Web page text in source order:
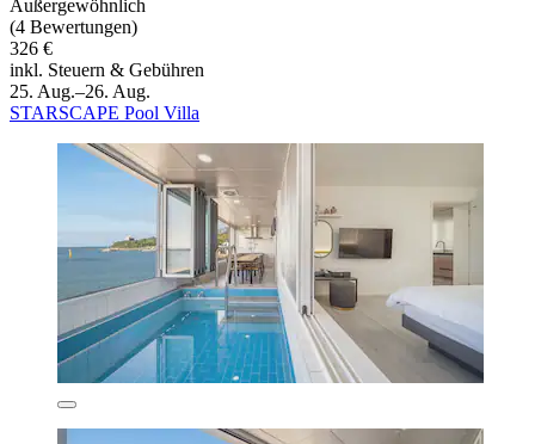
Außergewöhnlich
(4 Bewertungen)
326 €
inkl. Steuern & Gebühren
25. Aug.–26. Aug.
STARSCAPE Pool Villa